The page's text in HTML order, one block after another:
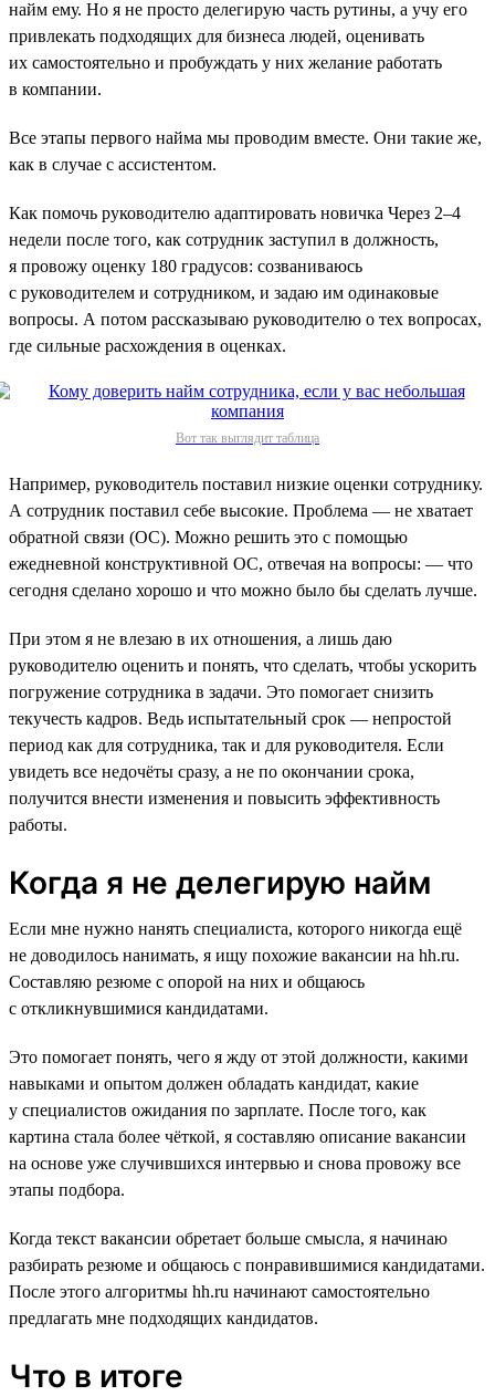
найм ему. Но я не просто делегирую часть рутины, а учу его
привлекать подходящих для бизнеса людей, оценивать
их самостоятельно и пробуждать у них желание работать
в компании.
Все этапы первого найма мы проводим вместе. Они такие же,
как в случае с ассистентом.
Как помочь руководителю адаптировать новичка Через 2–4
недели после того, как сотрудник заступил в должность,
я провожу оценку 180 градусов: созваниваюсь
с руководителем и сотрудником, и задаю им одинаковые
вопросы. А потом рассказываю руководителю о тех вопросах,
где сильные расхождения в оценках.
Вот так выглядит таблица
Например, руководитель поставил низкие оценки сотруднику.
А сотрудник поставил себе высокие. Проблема — не хватает
обратной связи (ОС). Можно решить это с помощью
ежедневной конструктивной ОС, отвечая на вопросы: — что
сегодня сделано хорошо и что можно было бы сделать лучше.
При этом я не влезаю в их отношения, а лишь даю
руководителю оценить и понять, что сделать, чтобы ускорить
погружение сотрудника в задачи. Это помогает снизить
текучесть кадров. Ведь испытательный срок — непростой
период как для сотрудника, так и для руководителя. Если
увидеть все недочёты сразу, а не по окончании срока,
получится внести изменения и повысить эффективность
работы.
Когда я не делегирую найм
Если мне нужно нанять специалиста, которого никогда ещё
не доводилось нанимать, я ищу похожие вакансии на hh.ru.
Составляю резюме с опорой на них и общаюсь
с откликнувшимися кандидатами.
Это помогает понять, чего я жду от этой должности, какими
навыками и опытом должен обладать кандидат, какие
у специалистов ожидания по зарплате. После того, как
картина стала более чёткой, я составляю описание вакансии
на основе уже случившихся интервью и снова провожу все
этапы подбора.
Когда текст вакансии обретает больше смысла, я начинаю
разбирать резюме и общаюсь с понравившимися кандидатами.
После этого алгоритмы hh.ru начинают самостоятельно
предлагать мне подходящих кандидатов.
Что в итоге